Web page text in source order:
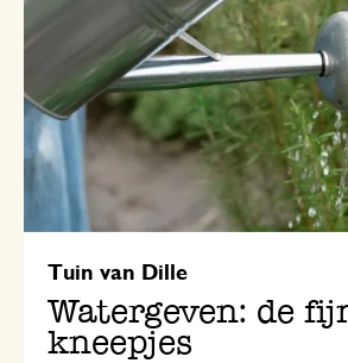
Tuin van Dille
Watergeven: de
kneepjes